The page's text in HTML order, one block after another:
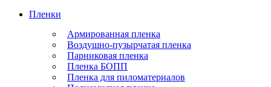
Пленки
Армированная пленка
Воздушно-пузырчатая пленка
Парниковая пленка
Пленка БОПП
Пленка для пиломатериалов